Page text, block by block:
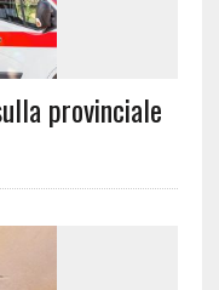
provinciale